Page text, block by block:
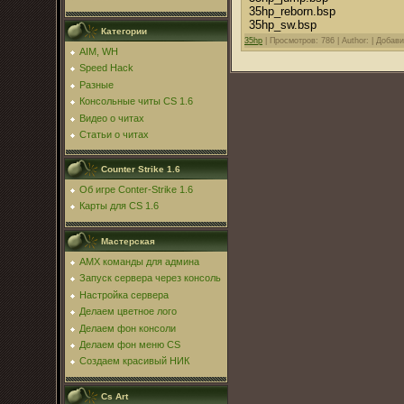
Категории
AIM, WH
Speed Hack
Разные
Консольные читы CS 1.6
Видео о читах
Статьи о читах
Counter Strike 1.6
Об игре Conter-Strike 1.6
Карты для CS 1.6
Мастерская
AMX команды для админа
Запуск сервера через консоль
Настройка сервера
Делаем цветное лого
Делаем фон консоли
Делаем фон меню CS
Создаем красивый НИК
Cs Art
35hp_reborn.bsp
35hp_sw.bsp
35hp Просмотров: 786 | Author: |